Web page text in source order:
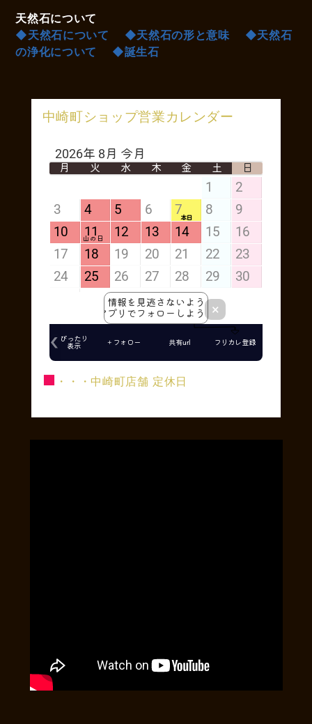
天然石について
◆天然石について
◆天然石の形と意味
◆天然石
の浄化について
◆誕生石
中崎町ショップ営業カレンダー
■ ・・・中崎町店舗 定休日